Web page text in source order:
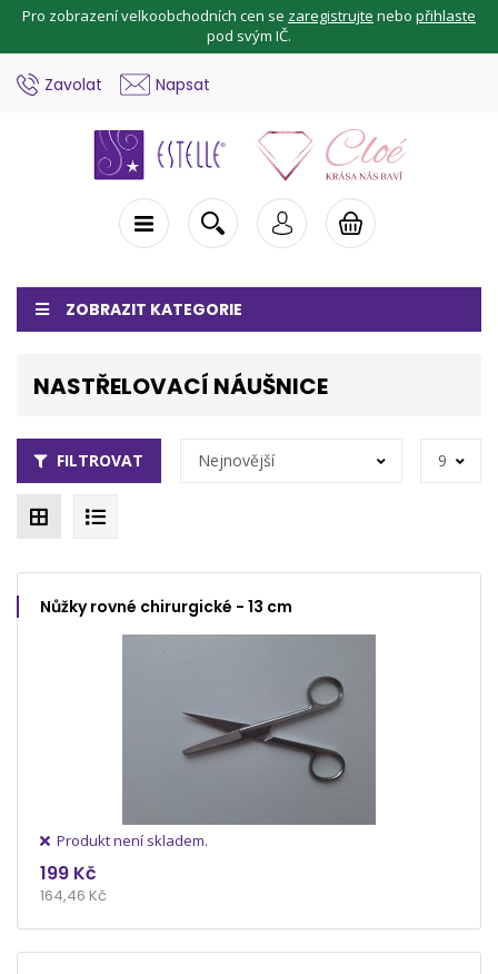
Pro zobrazení velkoobchodních cen se zaregistrujte nebo přihlaste
pod svým IČ.
Zavolat Napsat
ZOBRAZIT KATEGORIE
NASTŘELOVACÍ NÁUŠNICE
FILTROVAT Nejnovější 9
Nůžky rovné chirurgické - 13 cm
Produkt není skladem.
199 Kč
164,46 Kč